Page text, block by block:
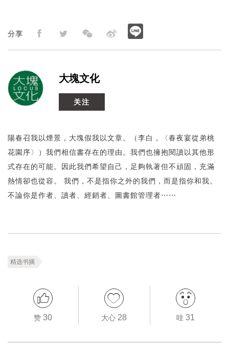
分享
大塊文化
关注
陽春召我以煙景，大塊假我以文章。（李白，〈春夜宴從弟桃
花園序〉）我們相信書存在的理由。我們也擁抱閱讀以其他形
式存在的可能。因此我們希望自己，足夠執著但不頑固，充滿
熱情卻也從容。 我們，不是指你之外的我們，而是指你和我。
不論你是作者、讀者、經銷者、圖書館管理者⋯⋯
精选书摘
赞30 大心 28 哇31